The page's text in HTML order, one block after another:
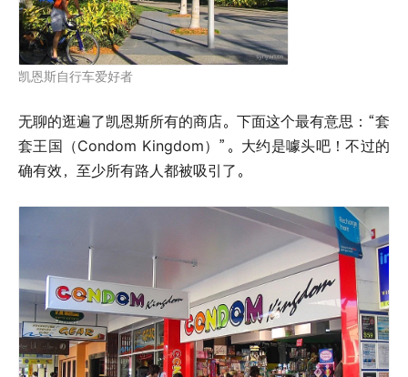
凯恩斯自行车爱好者
无聊的逛遍了凯恩斯所有的商店。下面这个最有意思：“套
套王国（Condom Kingdom）”。大约是噱头吧！不过的
确有效，至少所有路人都被吸引了。